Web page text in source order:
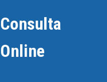
Consulta
Online